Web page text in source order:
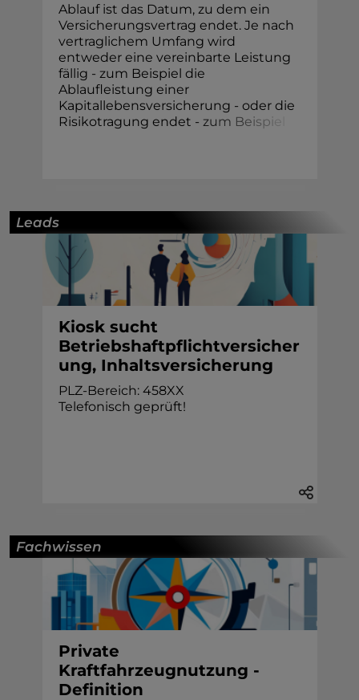
Ablauf ist das Datum, zu dem ein
Versicherungsvertrag endet. Je nach
vertraglichem Umfang wird
entweder eine vereinbarte Leistung
fällig - zum Beispiel die
Ablaufleistung einer
Kapitallebensversicherung - oder die
Risikotragung endet - zum Beispie
Leads
Kiosk sucht
Betriebshaftpflichtversicher
ung, Inhaltsversicherung
PLZ-Bereich: 458XX
Telefonisch geprüft!
Fachwissen
Private
Kraftfahrzeugnutzung -
Definition